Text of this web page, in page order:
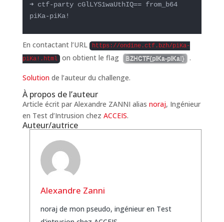
➜ ctf-party cGlLYS1waUthIQ== from_b64
piKa-piKa!
En contactant l’URL
https://ondine.ctf.bzh/piKa-
piKa!.html on obtient le flag BZHCTF{piKa-piKa!} .
Solutionde l’auteur du challenge.
À propos de l’auteur
Article écrit par Alexandre ZANNI alias noraj, Ingénieur
en Test d’Intrusion chez ACCEIS.
Auteur/autrice
Alexandre Zanni
noraj de mon pseudo, ingénieur en Test